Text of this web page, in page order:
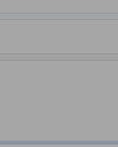
backlinks